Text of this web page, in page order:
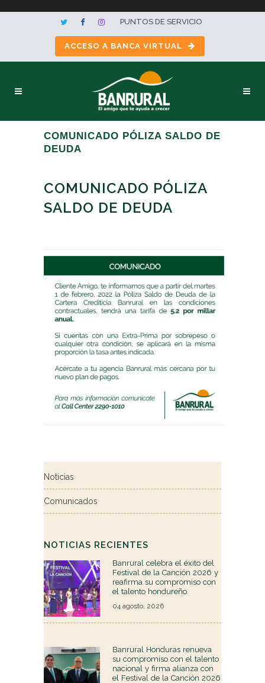
PUNTOS DE SERVICIO
ACCESO A BANCA VIRTUAL
COMUNICADO PÓLIZA SALDO DE
DEUDA
COMUNICADO PÓLIZA
SALDO DE DEUDA
Noticias
Comunicados
NOTICIAS RECIENTES
Banrural celebra el éxito del
Festival de la Canción 2026 y
reafirma su compromiso con
el talento hondureño
04 agosto, 2026
Banrural Honduras renueva
su compromiso con el talento
nacional y firma alianza con
el Festival de la Canción 2026